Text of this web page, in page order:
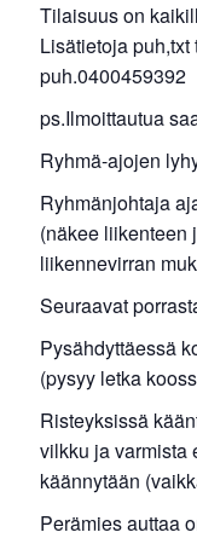
Tilaisuus on
Lisätietoja
puh.0400459392
ps.Ilmoittautua
Ryhmä-ajojen
Ryhmänjohtaja
(näkee liikenteen
liikennevirran
Seuraavat
Pysähdyttäessä
(pysyy letka
Risteyksissä
vilkku ja varmista
käännytään
Perämies auttaa